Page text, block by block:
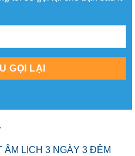
ÂM LỊCH 3 NGÀY 3 ĐÊM